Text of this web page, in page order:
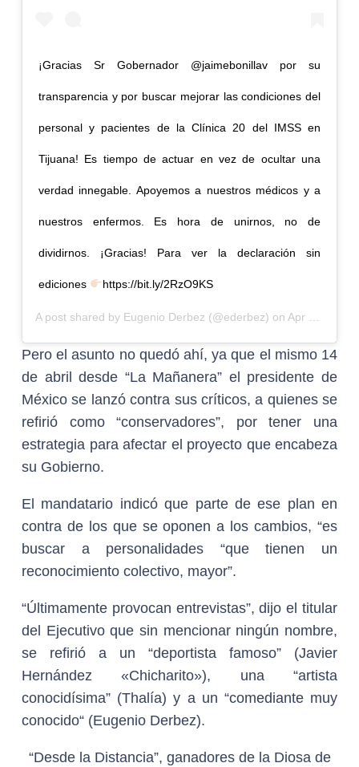
¡Gracias Sr Gobernador @jaimebonillav por su
transparencia y por buscar mejorar las condiciones del
personal y pacientes de la Clínica 20 del IMSS en
Tijuana! Es tiempo de actuar en vez de ocultar una
verdad innegable. Apoyemos a nuestros médicos y a
nuestros enfermos. Es hora de unirnos, no de
dividirnos. ¡Gracias! Para ver la declaración sin
ediciones https://bit.ly/2RzO9KS
A post shared by Eugenio Derbez (@ederbez) on Apr 13, 2020 at 1:29pm PDT
Pero el asunto no quedó ahí, ya que el mismo 14
de abril
desde “La Mañanera” el presidente de
México se lanzó contra sus críticos, a quienes se
refirió como “conservadores”, por tener una
estrategia para afectar el proyecto que encabeza
su Gobierno.
El mandatario indicó que parte de ese plan en
contra de los que se oponen a los cambios, “es
buscar a personalidades “que tienen un
reconocimiento colectivo, mayor”.
“Últimamente provocan entrevistas”, dijo el titular
del Ejecutivo que sin mencionar ningún nombre,
se refirió a un “deportista famoso” (Javier
Hernández «Chicharito»), una “artista
conocidísima” (Thalía) y a un “comediante muy
conocido“ (Eugenio Derbez).
“Desde la Distancia”, ganadores de la Diosa de